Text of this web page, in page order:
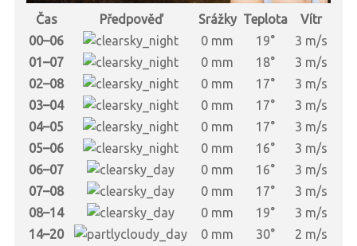
Čas Předpověď Srážky Teplota
Vítr
00–06
0 mm 19°
3 m/s
01–07
0 mm 18°
3 m/s
02–08
0 mm 17°
3 m/s
03–04
0 mm 17°
3 m/s
04–05
0 mm 17°
3 m/s
05–06
0 mm 16°
3 m/s
06–07
0 mm 16°
3 m/s
07–08
0 mm 17°
3 m/s
08–14
0 mm 19°
3 m/s
14–20
0 mm 30°
2 m/s